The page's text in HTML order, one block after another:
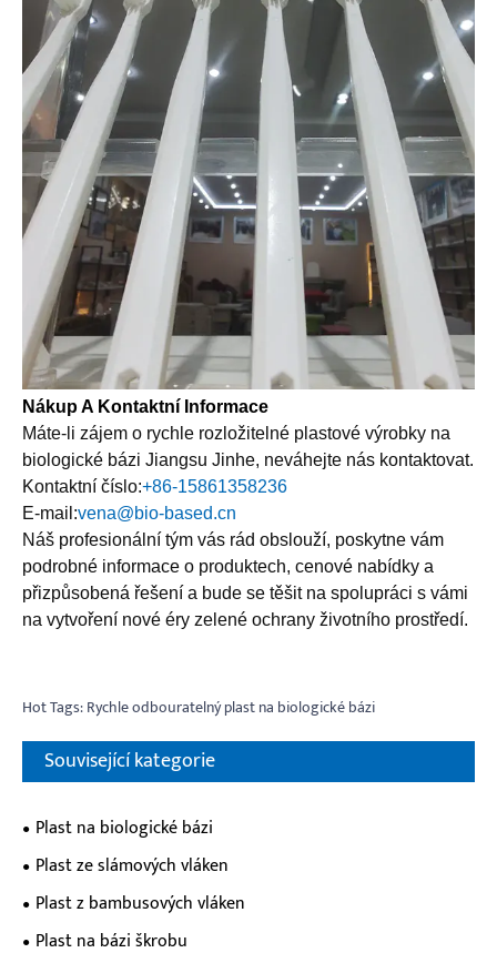
Nákup A Kontaktní Informace
Máte-li zájem o rychle rozložitelné plastové výrobky na
biologické bázi Jiangsu Jinhe, neváhejte nás kontaktovat.
Kontaktní číslo:+86-15861358236
E-mail:vena@bio-based.cn
Náš profesionální tým vás rád obslouží, poskytne vám
podrobné informace o produktech, cenové nabídky a
přizpůsobená řešení a bude se těšit na spolupráci s vámi
na vytvoření nové éry zelené ochrany životního prostředí.
Hot Tags: Rychle odbouratelný plast na biologické bázi
Související kategorie
Plast na biologické bázi
Plast ze slámových vláken
Plast z bambusových vláken
Plast na bázi škrobu